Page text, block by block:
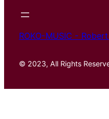
ROKO-MUSIC -
© 2023, All Rights